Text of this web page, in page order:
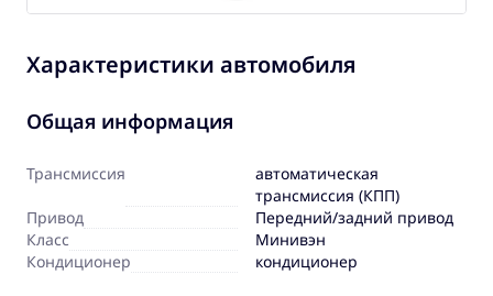
Характеристики автомобиля
Общая информация
Трансмиссия
автоматическая
трансмиссия (КПП)
Привод
Передний/задний привод
Класс
Минивэн
Кондиционер
кондиционер